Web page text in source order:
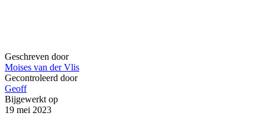
Geschreven door
Moises van der Vlis
Gecontroleerd door
Geoff
Bijgewerkt op
19 mei 2023